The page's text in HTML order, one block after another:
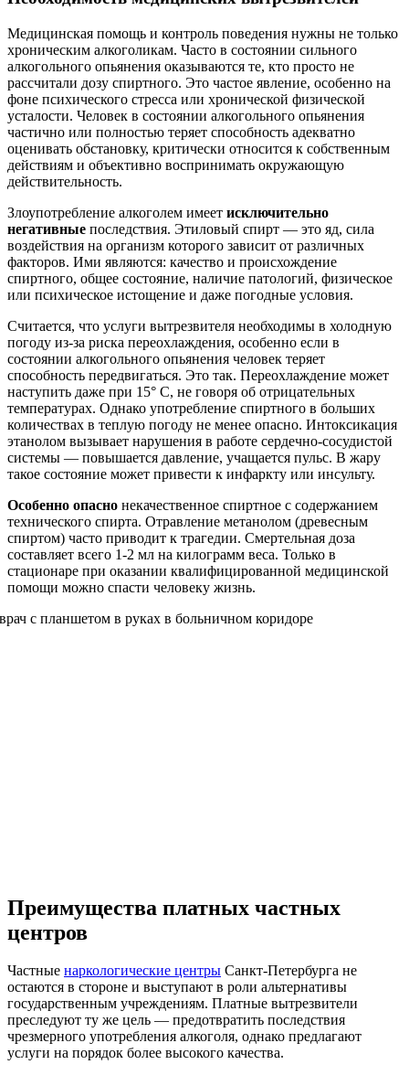
Медицинская помощь и контроль поведения нужны не только
хроническим алкоголикам. Часто в состоянии сильного
алкогольного опьянения оказываются те, кто просто не
рассчитали дозу спиртного. Это частое явление, особенно на
фоне психического стресса или хронической физической
усталости. Человек в состоянии алкогольного опьянения
частично или полностью теряет способность адекватно
оценивать обстановку, критически относится к собственным
действиям и объективно воспринимать окружающую
действительность.
Злоупотребление алкоголем имеет исключительно
негативные последствия. Этиловый спирт — это яд, сила
воздействия на организм которого зависит от различных
факторов. Ими являются: качество и происхождение
спиртного, общее состояние, наличие патологий, физическое
или психическое истощение и даже погодные условия.
Считается, что услуги вытрезвителя необходимы в холодную
погоду из-за риска переохлаждения, особенно если в
состоянии алкогольного опьянения человек теряет
способность передвигаться. Это так. Переохлаждение может
наступить даже при 15° C, не говоря об отрицательных
температурах. Однако употребление спиртного в больших
количествах в теплую погоду не менее опасно. Интоксикация
этанолом вызывает нарушения в работе сердечно-сосудистой
системы — повышается давление, учащается пульс. В жару
такое состояние может привести к инфаркту или инсульту.
Особенно опасно некачественное спиртное с содержанием
технического спирта. Отравление метанолом (древесным
спиртом) часто приводит к трагедии. Смертельная доза
составляет всего 1-2 мл на килограмм веса. Только в
стационаре при оказании квалифицированной медицинской
помощи можно спасти человеку жизнь.
Преимущества платных частных
центров
Частные наркологические центры Санкт-Петербурга не
остаются в стороне и выступают в роли альтернативы
государственным учреждениям. Платные вытрезвители
преследуют ту же цель — предотвратить последствия
чрезмерного употребления алкоголя, однако предлагают
услуги на порядок более высокого качества.